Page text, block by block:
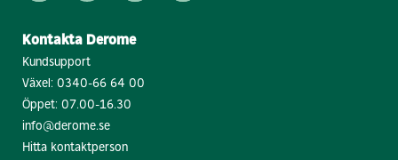
Kontakta Derome
Kundsupport
Växel: 0340-66 64 00
Öppet: 07.00-16.30
info@derome.se
Hitta kontaktperson